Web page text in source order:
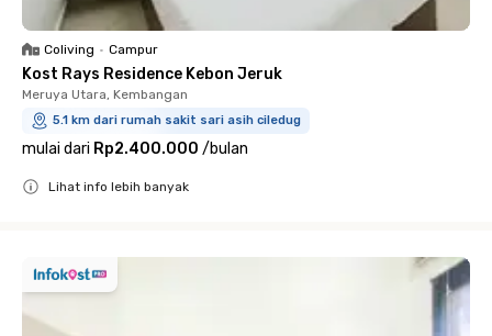
Coliving • Campur
Kost Rays Residence Kebon Jeruk
Meruya Utara, Kembangan
5.1 km dari rumah sakit sari asih ciledug
mulai dari Rp2.400.000 /bulan
Lihat info lebih banyak